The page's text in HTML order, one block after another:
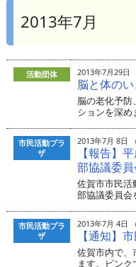
2013年7月
活動団体 2013年7月29日
脳と体の
脳の老化予
ションを深
市民活動プラ
ザ
2013年7月 8日
【報告】
部協議委
佐賀市市民活
部協議委員会
市民活動プラ
ザ
2013年7月 4日
【通知】
佐賀市内で、
ます。ピン